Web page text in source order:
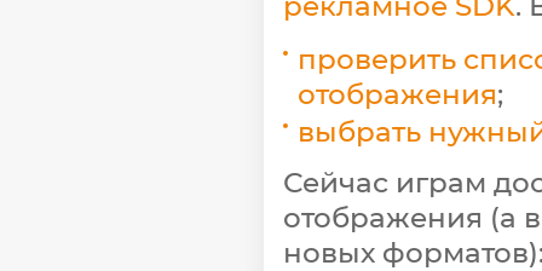
проверить
отображения;
выбрать
Сейчас играм
отображения (а
новых